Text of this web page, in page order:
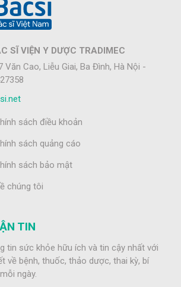
SĨ VIỆN Y DƯỢC TRADIMEC
Văn Cao, Liễu Giai, Ba Đình, Hà Nội -
sách điều khoản
sách quảng cáo
sách bảo mật
chúng tôi
TIN
tin sức khỏe hữu ích và tin cậy nhất với
về bệnh, thuốc, thảo dược, thai kỳ, bí
ngày.